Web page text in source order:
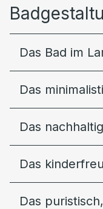
Das Bad im
Das
Das
Das
Das